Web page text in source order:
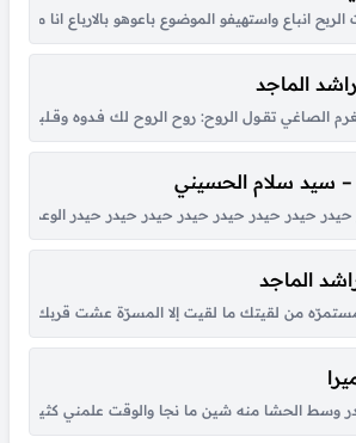
انباع واستهيفو الموضوع باعوهو بالارباع انا
الماجد
الصاغي تقــول الروح: روح الروح لك فـدوه وقــلبي لـو
سيد سلام الحسيني
حيدر حيدر حيدر حيدر حيدر حيدر حيدر الوعد
الماجد
من لقيتك ما لقيت إلا المسرّة عشت قربك
وسط الحشا منه شين ما نجا والوقت علمني كثير